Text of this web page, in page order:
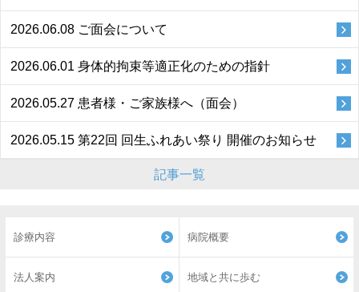
2026.06.08 ご面会について
2026.06.01 身体的拘束等適正化のための指針
2026.05.27 患者様・ご家族様へ（面会）
2026.05.15 第22回 回生ふれあい祭り 開催のお知らせ
記事一覧
診療内容 病院概要
法人案内 地域と共に歩む